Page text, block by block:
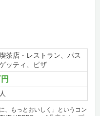
茶店・レストラン、パス
ッティ、ピザ
、もっとおいしく」というコン